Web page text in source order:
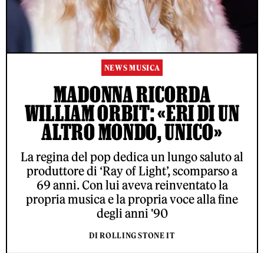
NEWS MUSICA
MADONNA RICORDA
WILLIAM ORBIT: «ERI DI UN
ALTRO MONDO, UNICO»
La regina del pop dedica un lungo saluto al
produttore di ‘Ray of Light’, scomparso a
69 anni. Con lui aveva reinventato la
propria musica e la propria voce alla fine
degli anni '90
DI ROLLING STONE IT